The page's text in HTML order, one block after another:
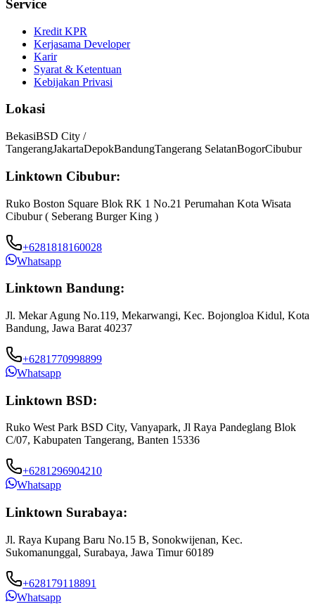
Service
Kredit KPR
Kerjasama Developer
Karir
Syarat & Ketentuan
Kebijakan Privasi
Lokasi
BekasiBSD City /
TangerangJakartaDepokBandungTangerang SelatanBogorCibubur
Linktown Cibubur:
Ruko Boston Square Blok RK 1 No.21 Perumahan Kota Wisata
Cibubur ( Seberang Burger King )
+6281818160028
Whatsapp
Linktown Bandung:
Jl. Mekar Agung No.119, Mekarwangi, Kec. Bojongloa Kidul, Kota
Bandung, Jawa Barat 40237
+6281770998899
Whatsapp
Linktown BSD:
Ruko West Park BSD City, Vanyapark, Jl Raya Pandeglang Blok
C/07, Kabupaten Tangerang, Banten 15336
+6281296904210
Whatsapp
Linktown Surabaya:
Jl. Raya Kupang Baru No.15 B, Sonokwijenan, Kec.
Sukomanunggal, Surabaya, Jawa Timur 60189
+628179118891
Whatsapp